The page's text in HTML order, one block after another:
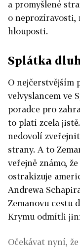
a promyšlené
o neprozíravosti,
hlouposti.
Splátka
O nejčerstvějším
velvyslancem ve
poradce pro
to platí zcela
nedovolí
strany. A to
veřejně známo,
ostrakizuje
Andrewa
Zemanovu cestu
Krymu odmítli
Očekávat nyní,